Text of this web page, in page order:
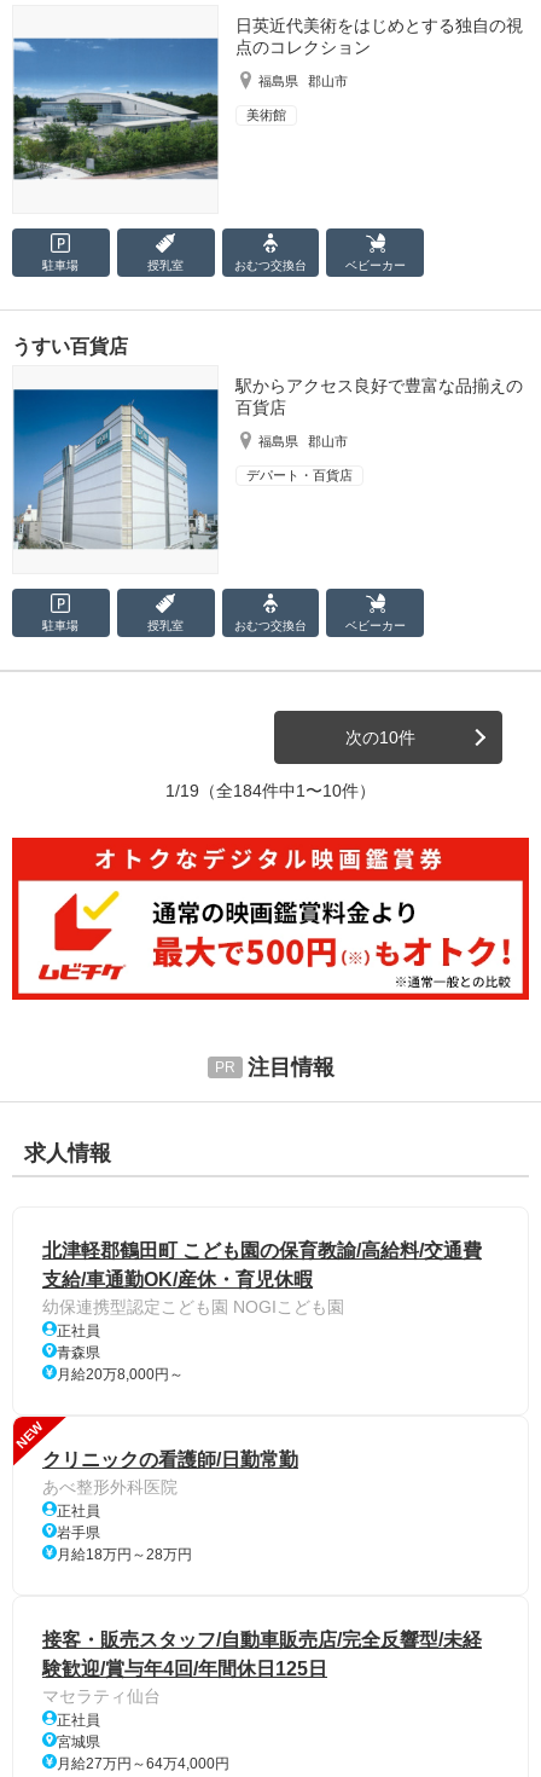
日英近代美術をはじめとする独自の視
点のコレクション
福島県 郡山市
美術館
駐車場 授乳室 おむつ交換台 ベビーカー
うすい百貨店
駅からアクセス良好で豊富な品揃えの
百貨店
福島県 郡山市
デパート・百貨店
駐車場 授乳室 おむつ交換台 ベビーカー
次の10件
1/19 （全184件中1〜10件）
注目情報
求人情報
北津軽郡鶴田町 こども園の保育教諭/高給料/交通費
支給/車通勤OK/産休・育児休暇
幼保連携型認定こども園 NOGIこども園
正社員
青森県
月給20万8,000円～
NEW
クリニックの看護師/日勤常勤
あべ整形外科医院
正社員
岩手県
月給18万円～28万円
接客・販売スタッフ/自動車販売店/完全反響型/未経
験歓迎/賞与年4回/年間休日125日
マセラティ仙台
正社員
宮城県
月給27万円～64万4,000円